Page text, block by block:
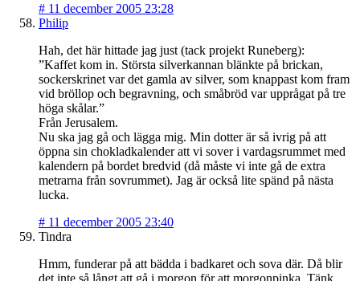
# 11 december 2005 23:28
Philip
Hah, det här hittade jag just (tack projekt Runeberg):
”Kaffet kom in. Största silverkannan blänkte på brickan,
sockerskrinet var det gamla av silver, som knappast kom fram
vid bröllop och begravning, och småbröd var upprågat på tre
höga skålar.”
Från Jerusalem.
Nu ska jag gå och lägga mig. Min dotter är så ivrig på att
öppna sin chokladkalender att vi sover i vardagsrummet med
kalendern på bordet bredvid (då måste vi inte gå de extra
metrarna från sovrummet). Jag är också lite spänd på nästa
lucka.
# 11 december 2005 23:40
Tindra
Hmm, funderar på att bädda i badkaret och sova där. Då blir
det inte så långt att gå i morgon för att morgonpinka. Tänk